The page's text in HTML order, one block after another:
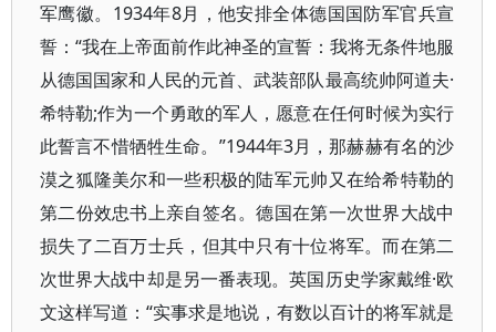
军鹰徽。1934年8月，他安排全体德国国防军官兵宣
誓：“我在上帝面前作此神圣的宣誓：我将无条件地服
从德国国家和人民的元首、武装部队最高统帅阿道夫·
希特勒;作为一个勇敢的军人，愿意在任何时候为实行
此誓言不惜牺牲生命。”1944年3月，那赫赫有名的沙
漠之狐隆美尔和一些积极的陆军元帅又在给希特勒的
第二份效忠书上亲自签名。德国在第一次世界大战中
损失了二百万士兵，但其中只有十位将军。而在第二
次世界大战中却是另一番表现。英国历史学家戴维·欧
文这样写道：“实事求是地说，有数以百计的将军就是